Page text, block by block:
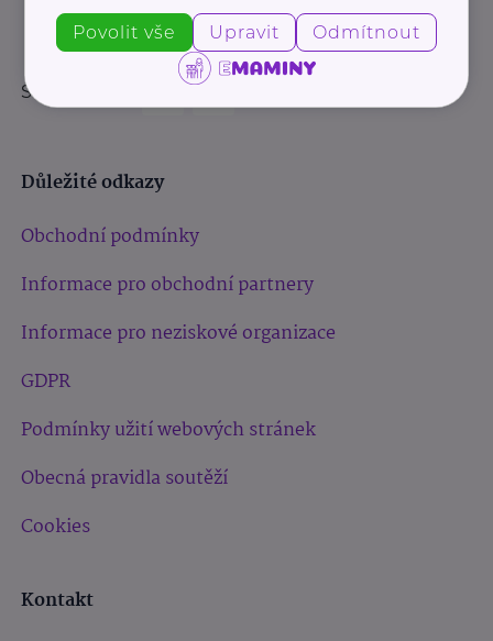
Sledujte nás:
Důležité odkazy
Obchodní podmínky
Informace pro obchodní partnery
Informace pro neziskové organizace
GDPR
Podmínky užití webových stránek
Obecná pravidla soutěží
Cookies
Kontakt
Povolit vše Upravit Odmítnout